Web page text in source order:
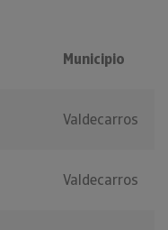
Municipio
Valdecarros
Valdecarros